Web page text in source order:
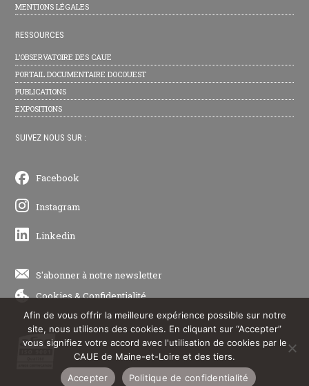
MENTIONS LÉGALES
RESSOURCES
L’OBSERVATOIRE DES CAUE
PORTAIL DOCUMENTAIRE DOCOUEST
PUBLICATIONS
EXPOSITIONS
SUIVEZ NOUS SUR :
Facebook
Instagram
Linkedin
S'abonner à notre newsletter
Cookies&Confidentialité
Afin de vous offrir la meilleure expérience possible sur notre
site, nous utilisons des cookies. En cliquant sur “Accepter”
vous signifiez votre accord avec l'utilisation de cookies par le
CAUE de Maine-et-Loire et des tiers.
Accepter
Politique de confidentialité